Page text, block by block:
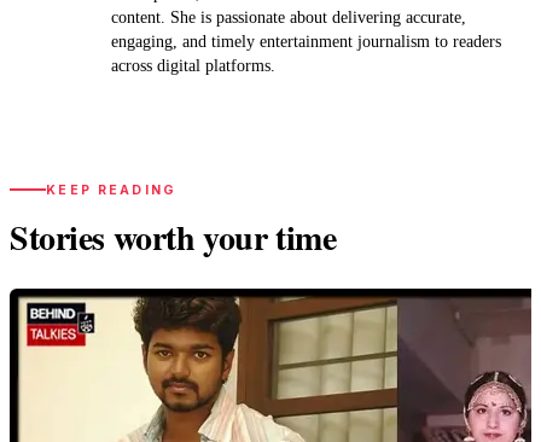
content. She is passionate about delivering accurate,
engaging, and timely entertainment journalism to readers
across digital platforms.
KEEP READING
Stories worth your time